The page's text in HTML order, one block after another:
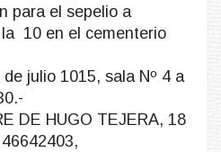
para el sepelio a
10 en el cementerio
julio 1015, sala Nº 4 a
DE HUGO TEJERA, 18